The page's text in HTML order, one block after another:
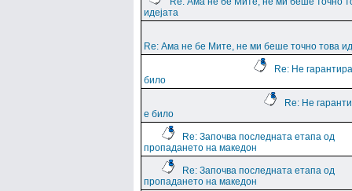
идејата
Re: Ама не бе Мите, не ми беше точно това
Re: Не
било
Re: Не
е било
Re: Започва последната етапа од
пропадането на македон
Re: Започва последната етапа од
пропадането на македон